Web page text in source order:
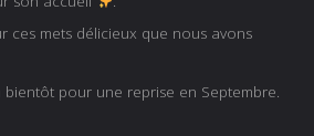
ces mets délicieux que nous avons
bientôt pour une reprise en Septembre.